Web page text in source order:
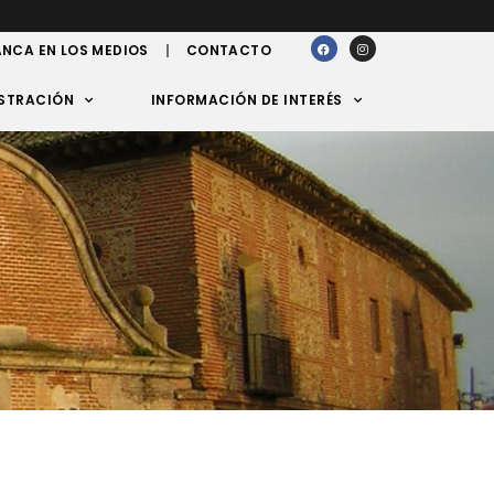
EN LOS MEDIOS CONTACTO
INFORMACIÓN DE INTERÉS